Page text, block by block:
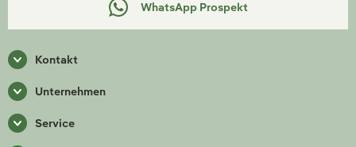
WhatsApp Prospekt
Kontakt
Unternehmen
Service